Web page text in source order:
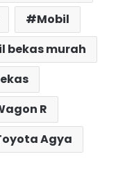
Mobil
bekas murah
R
Agya